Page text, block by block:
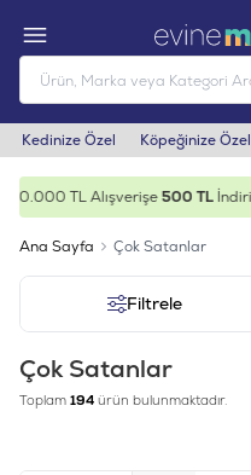
Kedinize Özel Köpeğinize Özel
TL Alışverişe500 TLİndirim
Ana Sayfa Çok Satanlar
Filtrele
Çok Satanlar
Toplam 194 ürün bulunmaktadır.